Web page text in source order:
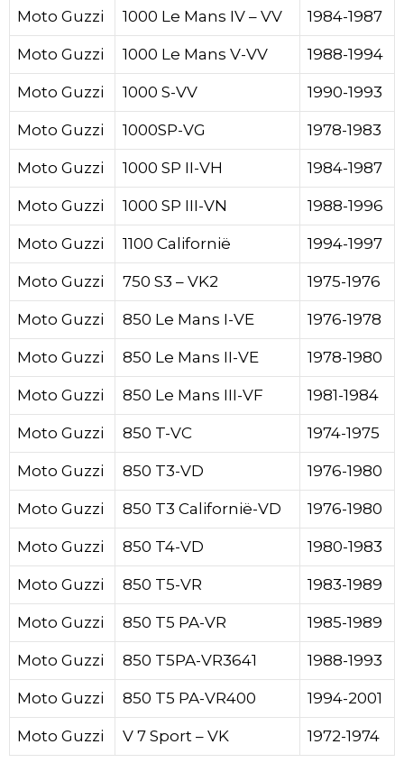
Moto Guzzi 1000 Le Mans IV – VV 1984-1987
Moto Guzzi 1000 Le Mans V-VV 1988-1994
Moto Guzzi 1000 S-VV 1990-1993
Moto Guzzi 1000SP-VG 1978-1983
Moto Guzzi 1000 SP II-VH 1984-1987
Moto Guzzi 1000 SP III-VN 1988-1996
Moto Guzzi 1100 Californië 1994-1997
Moto Guzzi 750 S3 – VK2 1975-1976
Moto Guzzi 850 Le Mans I-VE 1976-1978
Moto Guzzi 850 Le Mans II-VE 1978-1980
Moto Guzzi 850 Le Mans III-VF 1981-1984
Moto Guzzi 850 T-VC 1974-1975
Moto Guzzi 850 T3-VD 1976-1980
Moto Guzzi 850 T3 Californië-VD 1976-1980
Moto Guzzi 850 T4-VD 1980-1983
Moto Guzzi 850 T5-VR 1983-1989
Moto Guzzi 850 T5 PA-VR 1985-1989
Moto Guzzi 850 T5PA-VR3641 1988-1993
Moto Guzzi 850 T5 PA-VR400 1994-2001
Moto Guzzi V 7 Sport – VK 1972-1974